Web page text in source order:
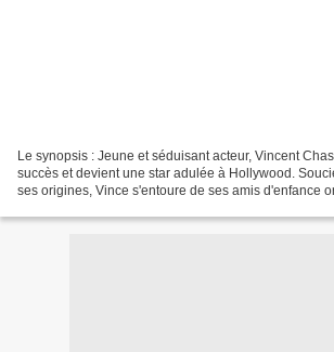
Le synopsis : Jeune et séduisant acteur, Vincent
succès et devient une star adulée à Hollywood.
ses origines, Vince s'entoure de ses amis d'enfance